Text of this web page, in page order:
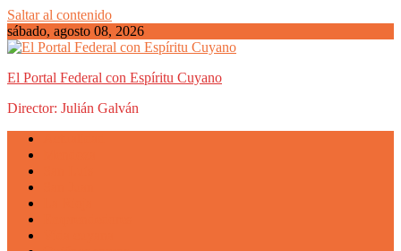
Saltar al contenido
sábado, agosto 08, 2026
El Portal Federal con Espíritu Cuyano
Director: Julián Galván